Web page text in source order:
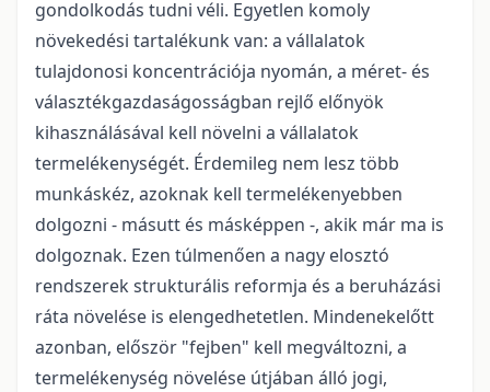
gondolkodás tudni véli. Egyetlen komoly
növekedési tartalékunk van: a vállalatok
tulajdonosi koncentrációja nyomán, a méret- és
választékgazdaságosságban rejlő előnyök
kihasználásával kell növelni a vállalatok
termelékenységét. Érdemileg nem lesz több
munkáskéz, azoknak kell termelékenyebben
dolgozni - másutt és másképpen -, akik már ma is
dolgoznak. Ezen túlmenően a nagy elosztó
rendszerek strukturális reformja és a beruházási
ráta növelése is elengedhetetlen. Mindenekelőtt
azonban, először "fejben" kell megváltozni, a
termelékenység növelése útjában álló jogi,